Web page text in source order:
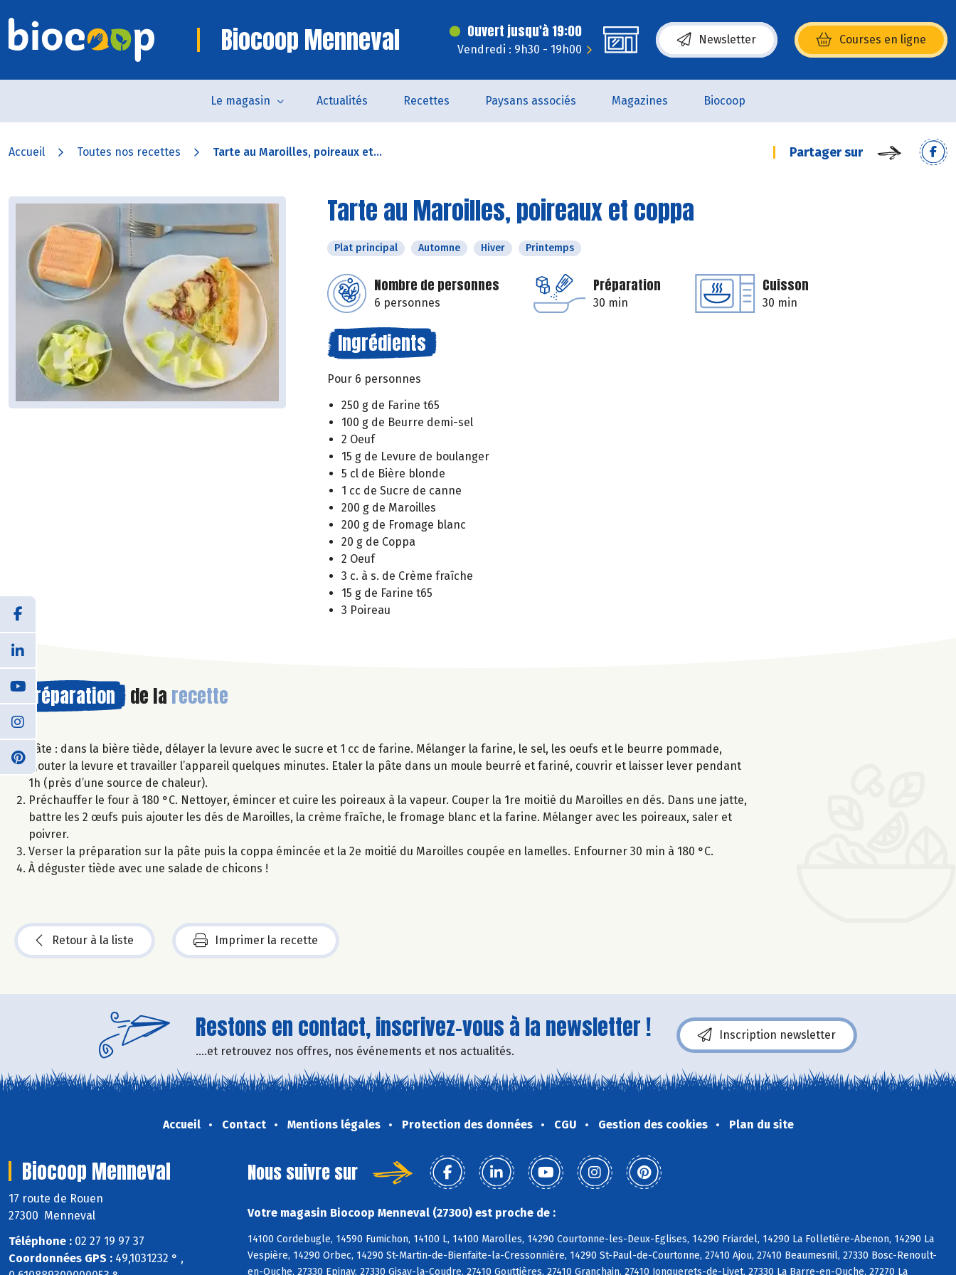
Biocoop Menneval Ouvert jusqu'à 19:00
Vendredi : 9h30 - 19h00
Newsletter Courses en ligne
(s’ouvre dans une nouvelle fenêtre)
Le magasin Actualités Recettes Paysans associés Magazines Biocoop
Accueil Toutes nos recettes Tarte au Maroilles, poireaux et... Partager sur
Tarte au Maroilles, poireaux et coppa
Plat principal Automne Hiver Printemps
Nombre de personnes
6 personnes
Préparation
30 min
Cuisson
30 min
Ingrédients
Pour 6 personnes
250 g de Farine t65
100 g de Beurre demi-sel
2 Oeuf
15 g de Levure de boulanger
5 cl de Bière blonde
1 cc de Sucre de canne
200 g de Maroilles
200 g de Fromage blanc
20 g de Coppa
2 Oeuf
3 c. à s. de Crème fraîche
15 g de Farine t65
3 Poireau
Préparation de la recette
Pâte : dans la bière tiède, délayer la levure avec le sucre et 1 cc de farine. Mélanger la farine, le sel, les oeufs et le beurre pommade,
ajouter la levure et travailler l’appareil quelques minutes. Etaler la pâte dans un moule beurré et fariné, couvrir et laisser lever pendant
1h (près d’une source de chaleur).
Préchauffer le four à 180 °C. Nettoyer, émincer et cuire les poireaux à la vapeur. Couper la 1re moitié du Maroilles en dés. Dans une jatte,
battre les 2 œufs puis ajouter les dés de Maroilles, la crème fraîche, le fromage blanc et la farine. Mélanger avec les poireaux, saler et
poivrer.
Verser la préparation sur la pâte puis la coppa émincée et la 2e moitié du Maroilles coupée en lamelles. Enfourner 30 min à 180 °C.
À déguster tiède avec une salade de chicons !
Retour à la liste Imprimer la recette
Restons en contact, inscrivez-vous à la newsletter !
....et retrouvez nos offres, nos événements et nos actualités.
Inscription newsletter
Accueil Contact Mentions légales Protection des données CGU Gestion des cookies Plan du site
Biocoop Menneval
17 route de Rouen
27300 Menneval
Téléphone : 02 27 19 97 37
Coordonnées GPS : 49,1031232 ° ,
Nous suivre sur
Votre magasin Biocoop Menneval (27300) est proche de :
14100 Cordebugle, 14590 Fumichon, 14100 L, 14100 Marolles, 14290 Courtonne-les-Deux-Eglises, 14290 Friardel, 14290 La Folletière-Abenon, 14290 La
Vespière, 14290 Orbec, 14290 St-Martin-de-Bienfaite-la-Cressonnière, 14290 St-Paul-de-Courtonne, 27410 Ajou, 27410 Beaumesnil, 27330 Bosc-Renoult-
en-Ouche, 27330 Epinay, 27330 Gisay-la-Coudre, 27410 Gouttières, 27410 Granchain, 27410 Jonquerets-de-Livet, 27330 La Barre-en-Ouche, 27270 La